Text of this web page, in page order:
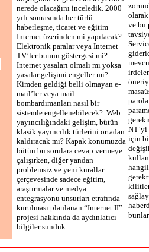
nerede olacağını inceledik. 2000
yılı sonrasında her türlü
haberleşme, ticaret ve eğitim
Internet üzerinden mi yapılacak?
Elektronik paralar veya Internet
TV’ler bunun göstergesi mi?
Internet yasaları olmalı mı yoksa
yasalar gelişimi engeller mi?
Kimden geldiği belli olmayan e-
mail’ler veya mail
bombardımanları nasıl bir
sistemle engellenebilecek? Web
yayıncılığındaki gelişim, bütün
klasik yayıncılık türlerini ortadan
kaldıracak mı? Kapak konumuzda
bütün bu sorulara cevap vermeye
çalışırken, diğer yandan
problemsiz ve yeni kurallar
çerçevesinde sadece eğitim,
araştırmalar ve medya
entegrasyonu unsurları etrafında
kurulması planlanan “Internet II”
projesi hakkında da aydınlatıcı
bilgiler sunduk.
ve bu
için